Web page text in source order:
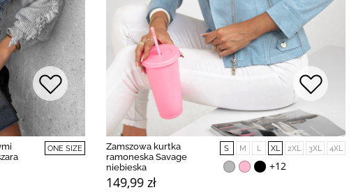
ONE SIZE
Zamszowa kurtka
ramoneska Savage
niebieska
149,99 zł
S M L XL 2XL 3XL 4XL
+12